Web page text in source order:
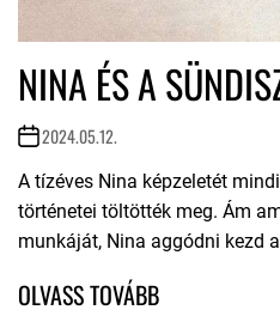
NINA ÉS A
2024.05.12.
A tízéves Nina képzeletét
történetei töltötték meg. Ám
munkáját, Nina aggódni kezd